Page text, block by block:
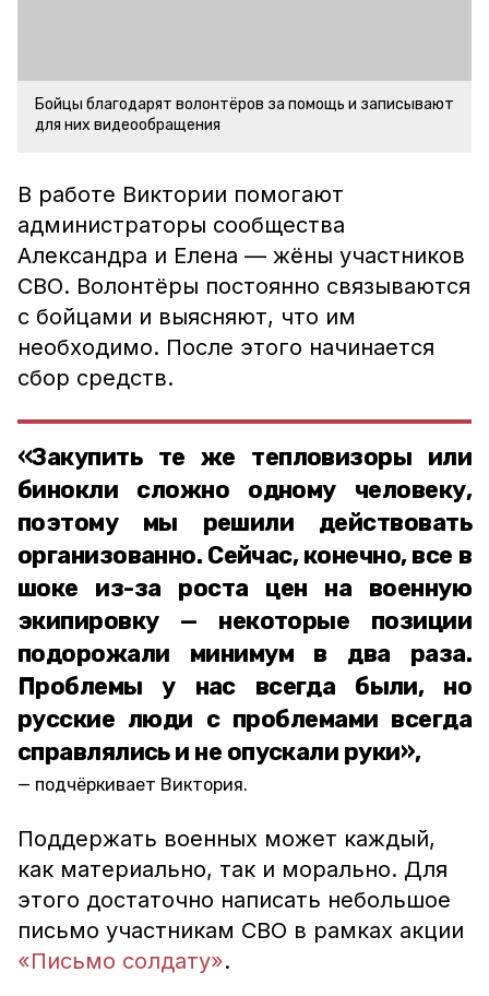
Бойцы благодарят волонтёров за помощь и записывают
для них видеообращения
В работе Виктории помогают
администраторы сообщества
Александра и Елена — жёны участников
СВО. Волонтёры постоянно связываются
с бойцами и выясняют, что им
необходимо. После этого начинается
сбор средств.
«Закупить те же тепловизоры или
бинокли сложно одному человеку,
поэтому мы решили действовать
организованно. Сейчас, конечно, все в
шоке из-за роста цен на военную
экипировку — некоторые позиции
подорожали минимум в два раза.
Проблемы у нас всегда были, но
русские люди с проблемами всегда
справлялись и не опускали руки»,
подчёркивает Виктория.
Поддержать военных может каждый,
как материально, так и морально. Для
этого достаточно написать небольшое
письмо участникам СВО в рамках акции
«Письмо солдату».